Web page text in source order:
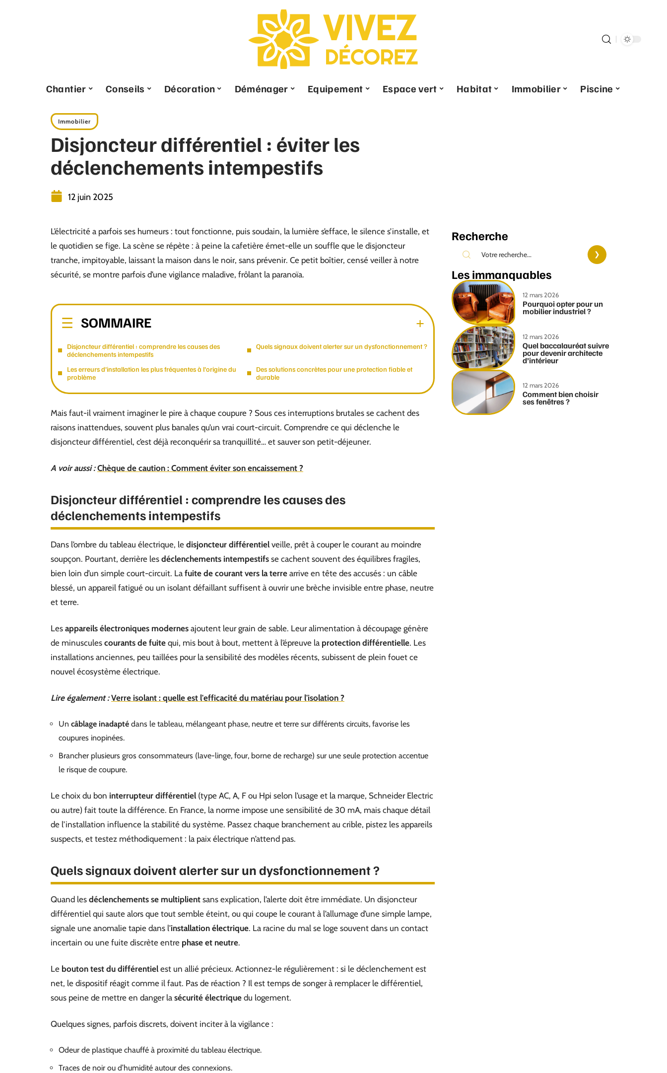
Chantier Conseils Décoration Déménager Equipement Espace vert Habitat Immobilier Piscine
Immobilier
Disjoncteur différentiel : éviter les
déclenchements intempestifs
12 juin 2025
L’électricité a parfois ses humeurs : tout fonctionne, puis soudain, la lumière s’efface, le silence s’installe, et
le quotidien se fige. La scène se répète : à peine la cafetière émet-elle un souffle que le disjoncteur
tranche, impitoyable, laissant la maison dans le noir, sans prévenir. Ce petit boîtier, censé veiller à notre
sécurité, se montre parfois d’une vigilance maladive, frôlant la paranoïa.
SOMMAIRE
Disjoncteur différentiel : comprendre les causes des
déclenchements intempestifs
Quels signaux doivent alerter sur un dysfonctionnement ?
Les erreurs d’installation les plus fréquentes à l’origine du
problème
Des solutions concrètes pour une protection fiable et
durable
Mais faut-il vraiment imaginer le pire à chaque coupure ? Sous ces interruptions brutales se cachent des
raisons inattendues, souvent plus banales qu’un vrai court-circuit. Comprendre ce qui déclenche le
disjoncteur différentiel, c’est déjà reconquérir sa tranquillité… et sauver son petit-déjeuner.
A voir aussi : Chèque de caution : Comment éviter son encaissement ?
Disjoncteur différentiel : comprendre les causes des
déclenchements intempestifs
Dans l’ombre du tableau électrique, le disjoncteur différentiel veille, prêt à couper le courant au moindre
soupçon. Pourtant, derrière les déclenchements intempestifs se cachent souvent des équilibres fragiles,
bien loin d’un simple court-circuit. La fuite de courant vers la terre arrive en tête des accusés : un câble
blessé, un appareil fatigué ou un isolant défaillant suffisent à ouvrir une brèche invisible entre phase, neutre
et terre.
Les appareils électroniques modernes ajoutent leur grain de sable. Leur alimentation à découpage génère
de minuscules courants de fuite qui, mis bout à bout, mettent à l’épreuve la protection différentielle. Les
installations anciennes, peu taillées pour la sensibilité des modèles récents, subissent de plein fouet ce
nouvel écosystème électrique.
Lire également : Verre isolant : quelle est l'efficacité du matériau pour l'isolation ?
Un câblage inadapté dans le tableau, mélangeant phase, neutre et terre sur différents circuits, favorise les
coupures inopinées.
Brancher plusieurs gros consommateurs (lave-linge, four, borne de recharge) sur une seule protection accentue
le risque de coupure.
Le choix du bon interrupteur différentiel (type AC, A, F ou Hpi selon l’usage et la marque, Schneider Electric
ou autre) fait toute la différence. En France, la norme impose une sensibilité de 30 mA, mais chaque détail
de l’installation influence la stabilité du système. Passez chaque branchement au crible, pistez les appareils
suspects, et testez méthodiquement : la paix électrique n’attend pas.
Quels signaux doivent alerter sur un dysfonctionnement ?
Quand les déclenchements se multiplient sans explication, l’alerte doit être immédiate. Un disjoncteur
différentiel qui saute alors que tout semble éteint, ou qui coupe le courant à l’allumage d’une simple lampe,
signale une anomalie tapie dans l’installation électrique. La racine du mal se loge souvent dans un contact
incertain ou une fuite discrète entre phase et neutre.
Le bouton test du différentiel est un allié précieux. Actionnez-le régulièrement : si le déclenchement est
net, le dispositif réagit comme il faut. Pas de réaction ? Il est temps de songer à remplacer le différentiel,
sous peine de mettre en danger la sécurité électrique du logement.
Quelques signes, parfois discrets, doivent inciter à la vigilance :
Odeur de plastique chauffé à proximité du tableau électrique.
Traces de noir ou d’humidité autour des connexions.
Recherche
Les immanquables
12 mars 2026
Pourquoi opter pour un
mobilier industriel ?
12 mars 2026
Quel baccalauréat suivre
pour devenir architecte
d’intérieur
12 mars 2026
Comment bien choisir
ses fenêtres ?